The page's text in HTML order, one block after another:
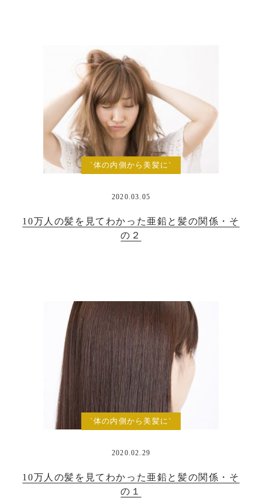
`体の内側から美髪に`
2020.03.05
10万人の髪を見てわかった亜鉛と髪の関係・そ
の２
`体の内側から美髪に`
2020.02.29
10万人の髪を見てわかった亜鉛と髪の関係・そ
の１